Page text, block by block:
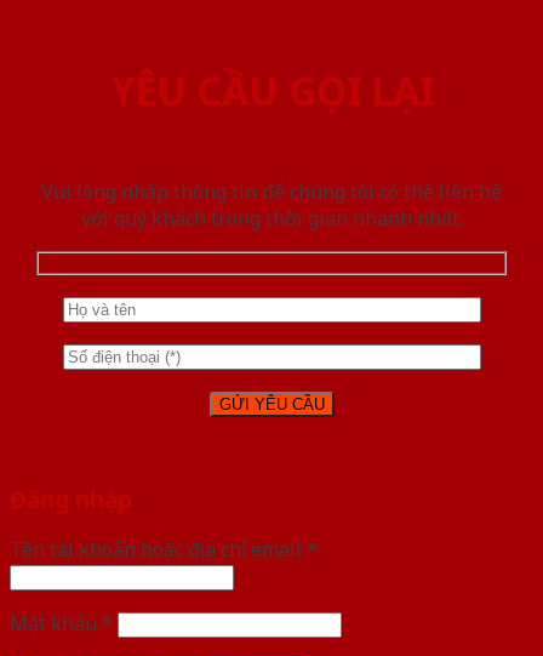
YÊU CẦU GỌI LẠI
Vui lòng nhập thông tin để chúng tôi có thể liên hệ
với quý khách trong thời gian nhanh nhất.
Đăng nhập
Tên tài khoản hoặc địa chỉ email *
Mật khẩu *